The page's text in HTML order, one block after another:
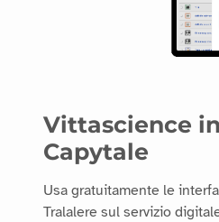
Vittascience
Capytale
Usa gratuitamente le
Tralalere sul servizio